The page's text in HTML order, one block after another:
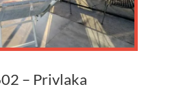
– Privlaka